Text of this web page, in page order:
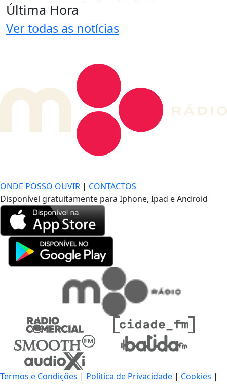
Última Hora
Ver todas as notícias
ONDE POSSO OUVIR | CONTACTOS
Disponível gratuitamente para Iphone, Ipad e Android
Termos e Condições | Política de Privacidade | Cookies |